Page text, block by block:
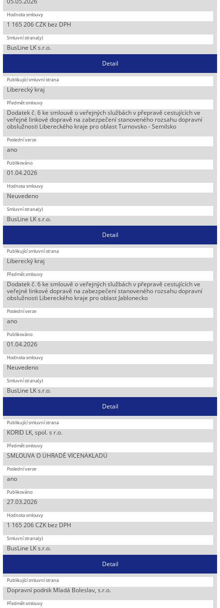
1 165 206 CZK bez DPH
BusLine LK s.r.o.
Detail
Liberecký kraj
Dodatek č. 6 ke smlouvě o veřejných službách v přepravě cestujících ve
veřejné linkové dopravě na zabezpečení stanoveného rozsahu dopravní
obslužnosti Libereckého kraje pro oblast Turnovsko - Semilsko
ano
01.04.2026
Neuvedeno
BusLine LK s.r.o.
Detail
Liberecký kraj
Dodatek č. 6 ke smlouvě o veřejných službách v přepravě cestujících ve
veřejné linkové dopravě na zabezpečení stanoveného rozsahu dopravní
obslužnosti Libereckého kraje pro oblast Jablonecko
ano
01.04.2026
Neuvedeno
BusLine LK s.r.o.
Detail
KORID LK, spol. s r.o.
SMLOUVA O ÚHRADĚ VÍCENÁKLADŮ
ano
27.03.2026
1 165 206 CZK bez DPH
BusLine LK s.r.o.
Detail
Dopravní podnik Mladá Boleslav, s.r.o.